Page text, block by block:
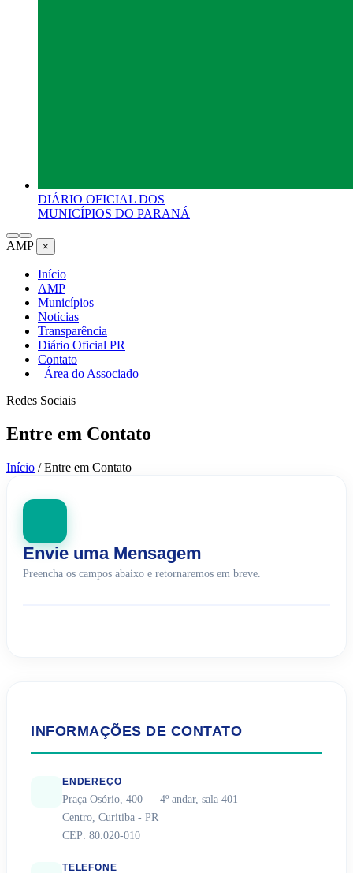
DIÁRIO OFICIAL DOS
MUNICÍPIOS DO PARANÁ
AMP ×
Início
AMP
Municípios
Notícias
Transparência
Diário Oficial PR
Contato
Área do Associado
Redes Sociais
Entre em Contato
Início / Entre em Contato
Envie uma Mensagem
Preencha os campos abaixo e retornaremos em breve.
INFORMAÇÕES DE CONTATO
ENDEREÇO
Praça Osório, 400 — 4º andar, sala 401
Centro, Curitiba - PR
CEP: 80.020-010
TELEFONE